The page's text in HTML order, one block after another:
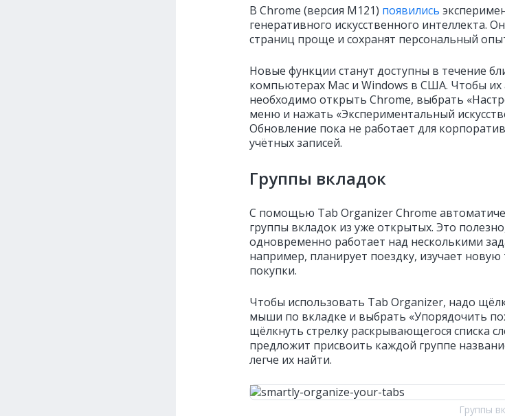
В Chrome (версия M121) появились
генеративного искусственного интеллекта.
страниц проще и сохранят персональный
Новые функции станут доступны в течение
компьютерах Mac и Windows в США. Чтобы их
необходимо открыть Chrome, выбрать
меню и нажать «Экспериментальный
Обновление пока не работает для
учётных записей.
Группы вкладок
С помощью Tab Organizer Chrome
группы вкладок из уже открытых. Это
одновременно работает над несколькими
например, планирует поездку, изучает
покупки.
Чтобы использовать Tab Organizer, надо
мыши по вкладке и выбрать «Упорядочить
щёлкнуть стрелку раскрывающегося списка
предложит присвоить каждой группе
легче их найти.
Группы